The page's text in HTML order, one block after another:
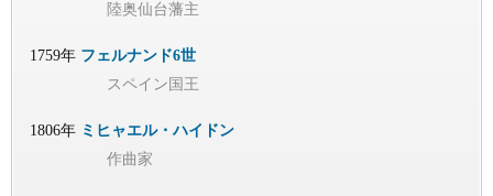
陸奥仙台藩主
1759年 フェルナンド6世
スペイン国王
1806年 ミヒャエル・ハイドン
作曲家